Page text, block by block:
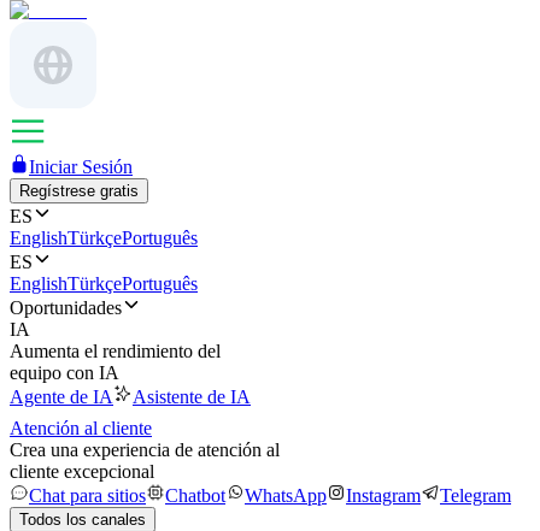
Iniciar Sesión
Regístrese gratis
ES
EnglishTürkçePortuguês
ES
EnglishTürkçePortuguês
Oportunidades
IA
Aumenta el rendimiento del
equipo con IA
Agente de IA
Asistente de IA
Atención al cliente
Crea una experiencia de atención al
cliente excepcional
Chat para sitios
Chatbot WhatsApp Instagram Telegram
Todos los canales